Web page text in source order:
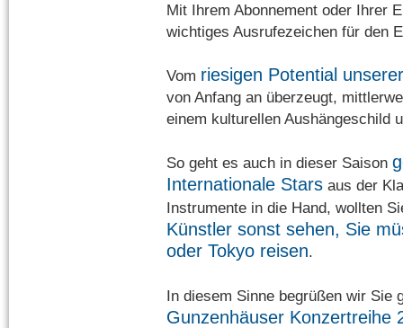
Mit Ihrem Abonnement oder Ihrer
wichtiges Ausrufezeichen für den
Vom riesigen Potential
von Anfang an überzeugt,
einem kulturellen Aushängeschild
So geht es auch in dieser Saison
Internationale Stars aus der
Instrumente in die Hand, wollten
Künstler sonst sehen, Sie
oder Tokyo reisen.
In diesem Sinne begrüßen wir Sie
Gunzenhäuser Konzertreihe